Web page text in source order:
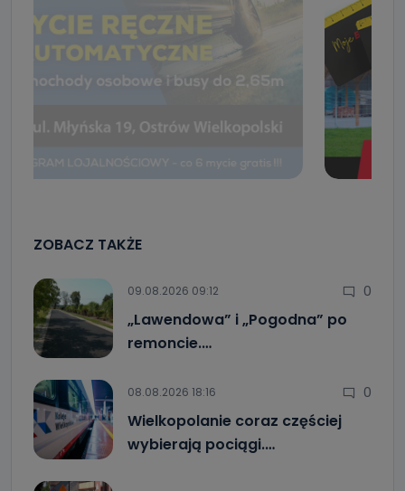
ZOBACZ TAKŻE
09.08.2026 09:12 0
„Lawendowa” i „Pogodna” po
remoncie.…
08.08.2026 18:16 0
Wielkopolanie coraz częściej
wybierają pociągi.…